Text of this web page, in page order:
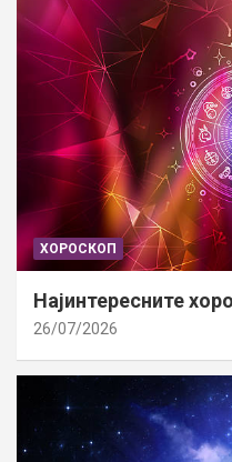
ХОРОСКОП
Најинтересните
26/07/2026